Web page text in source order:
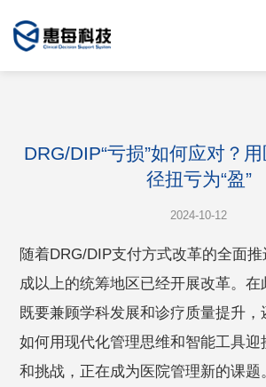
DRG/DIP“亏损”如何应对？
径扭亏为“盈”
2024-10-12
随着DRG/DIP支付方式改革的全面
成以上的统筹地区已经开展改革。
既要兼顾学科发展和诊疗质量提升，
如何用现代化管理思维和智能工具迎
和挑战，正在成为医院管理新的课题